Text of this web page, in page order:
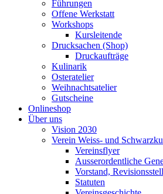
Führungen
Offene Werkstatt
Workshops
Kursleitende
Drucksachen (Shop)
Druckaufträge
Kulinarik
Osteratelier
Weihnachtsatelier
Gutscheine
Onlineshop
Über uns
Vision 2030
Verein Weiss- und
Vereinsflyer
Ausserordentliche
Vorstand,
Statuten